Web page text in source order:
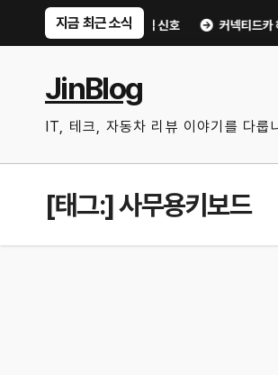
지금 최근 소식
놓치기 쉬운 위험 신호 커넥티드카 해킹 막는 5
JinBlog
IT, 테크, 자동차 리뷰 이야기를 다룹
[태그:]사무용키보드